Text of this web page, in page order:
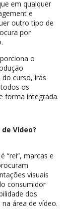
em qualquer
e
outro tipo de
por
o
curso, irás
os
forma integrada.
Vídeo?
“rei”, marcas e
visuais
consumidor
dos
área de vídeo.